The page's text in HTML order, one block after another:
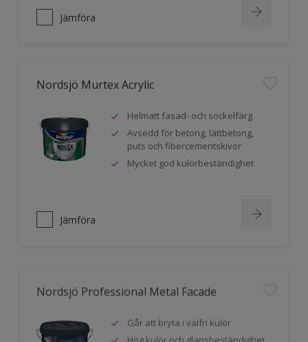
Jämföra
Nordsjö Murtex Acrylic
Helmatt fasad- och sockelfärg
Avsedd för betong, lättbetong,
puts och fibercementskivor
Mycket god kulörbeständighet
Jämföra
Nordsjö Professional Metal Facade
Går att bryta i valfri kulör
Hög kulör och glansbeständighet